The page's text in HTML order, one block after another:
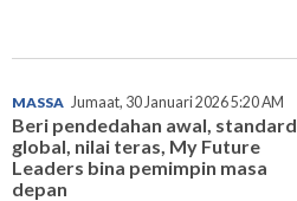
MASSA Jumaat, 30 Januari 2026 5:20 AM
Beri pendedahan awal, standard
global, nilai teras, My Future
Leaders bina pemimpin masa
depan